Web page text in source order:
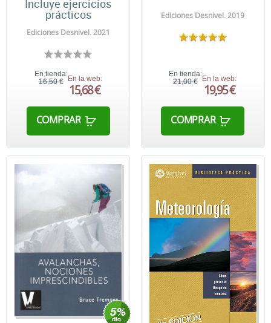
Incluye ejercicios
prácticos
Ediciones Desnivel. 2021
En tienda:
16,50 € En la web:
15,68 €
COMPRAR
Ediciones Desnivel. 2019
En tienda:
21,00 €
En la web:
19,95 €
COMPRAR